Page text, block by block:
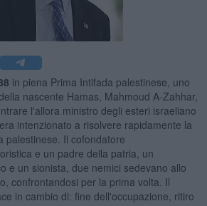
in piena Prima Intifada palestinese, uno
nascente Hamas, Mahmoud A-Zahhar,
l'allora ministro degli esteri israeliano
intenzionato a risolvere rapidamente la
palestinese. Il cofondatore
e un padre della patria, un
e un sionista, due nemici sedevano allo
confrontandosi per la prima volta. Il
in cambio di: fine dell'occupazione, ritiro